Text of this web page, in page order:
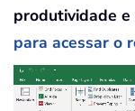
produtividade e
para acessar o